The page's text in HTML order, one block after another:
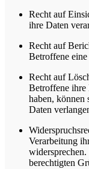
Recht auf
ihre Daten
Recht auf
Betroffene
Recht auf
Betroffene ihre
haben, können
Daten
Verarbeitung
berechtigten